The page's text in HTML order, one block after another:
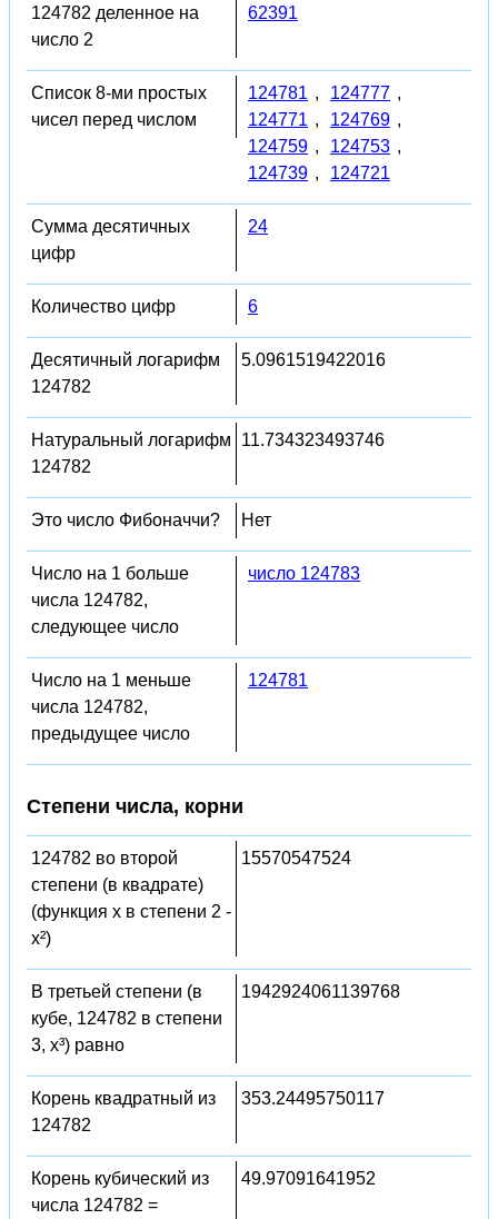
124782 деленное на
число 2
62391
Список 8-ми простых
чисел перед числом
124781 , 124777 ,
124771 , 124769 ,
124759 , 124753 ,
124739 , 124721
Сумма десятичных
цифр
24
Количество цифр 6
Десятичный логарифм
124782
5.0961519422016
Натуральный логарифм
124782
11.734323493746
Это число Фибоначчи? Нет
Число на 1 больше
числа 124782,
следующее число
число 124783
Число на 1 меньше
числа 124782,
предыдущее число
124781
Степени числа, корни
124782 во второй
степени (в квадрате)
(функция x в степени 2 -
x²)
15570547524
В третьей степени (в
кубе, 124782 в степени
3, x³) равно
1942924061139768
Корень квадратный из
124782
353.24495750117
Корень кубический из
числа 124782 =
49.97091641952